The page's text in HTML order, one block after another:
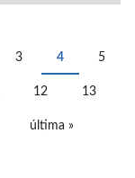
3 4 5
12 13
última »